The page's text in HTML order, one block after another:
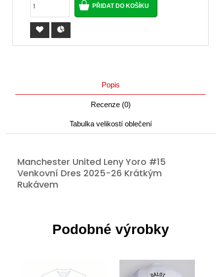
Popis
Recenze (0)
Tabulka velikostí oblečení
Manchester United Leny Yoro #15
Venkovní Dres 2025-26 Krátkým
Rukávem
Podobné výrobky